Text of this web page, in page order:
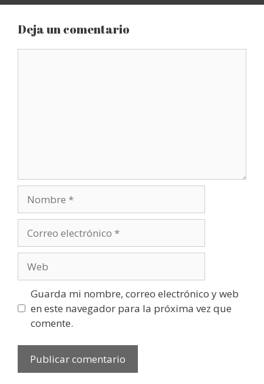
Deja un comentario
electrónico
Guarda mi nombre, correo electrónico y web
en este navegador para la próxima vez que
comente.